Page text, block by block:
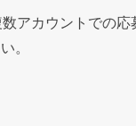
アカウントでの
。